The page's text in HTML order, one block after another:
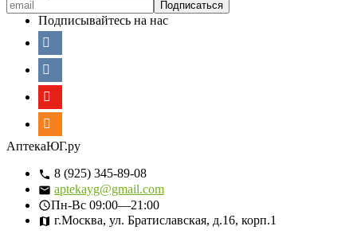
Подписывайтесь на нас
АптекаЮГ.ру
8 (925) 345-89-08
aptekayg@gmail.com
Пн-Вс 09:00—21:00
г.Москва, ул. Братиславская, д.16, корп.1